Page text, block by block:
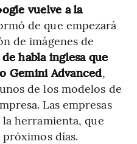
vuelve a la
de que empezará
de imágenes de
habla inglesa que
Gemini Advanced,
de los modelos de
Las empresas
herramienta, que
días.